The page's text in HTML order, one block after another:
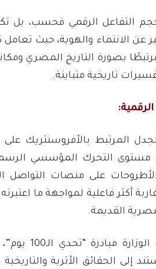
التفاعل الرقمي فحسب،
عن الانتماء والهوية، حيث
بصورة التاريخ المصري
تاريخية متباينة.
المرتبط بالأفروسنتريك
مستوى التحرك المؤسسي
على منصات التواصل
أكثر فاعلية لمواجهة ما
القديمة.
وفي هذا
إلى الحقائق الأثرية